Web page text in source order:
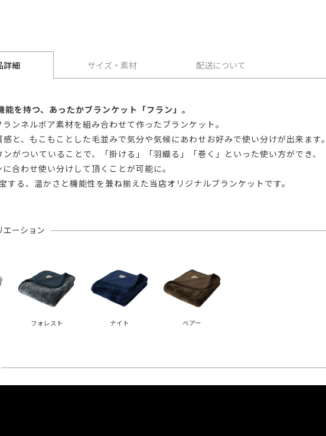
詳細 サイズ・素材 配送について
能を持つ、あったかブランケット「フラン」。
ンネルボア素材を組み合わせて作ったブランケット。
と、もこもことした毛並みで気分や気候にあわせお好みで使い分けが出来ます。
がついていることで、「掛ける」「羽織る」「巻く」といった使い方ができ、
合わせ使い分けして頂くことが可能に。
する、温かさと機能性を兼ね揃えた当店オリジナルブランケットです。
エーション
フォレスト ナイト ベアー